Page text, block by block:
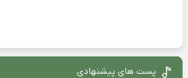
پست های پیشنهادی